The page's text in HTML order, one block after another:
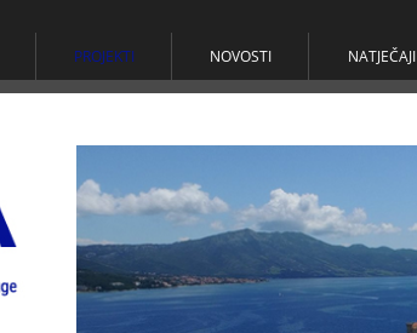
PROJEKTI NOVOSTI NATJEČAJI